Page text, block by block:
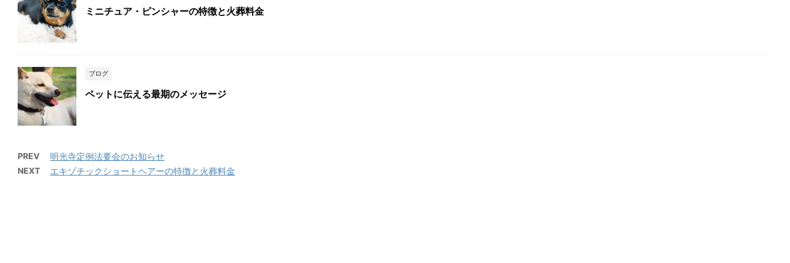
ミニチュア・ピンシャーの特徴と火葬料金
ブログ
ペットに伝える最期のメッセージ
PREV 明光寺定例法要会のお知らせ
NEXT エキゾチックショートヘアーの特徴と火葬料金